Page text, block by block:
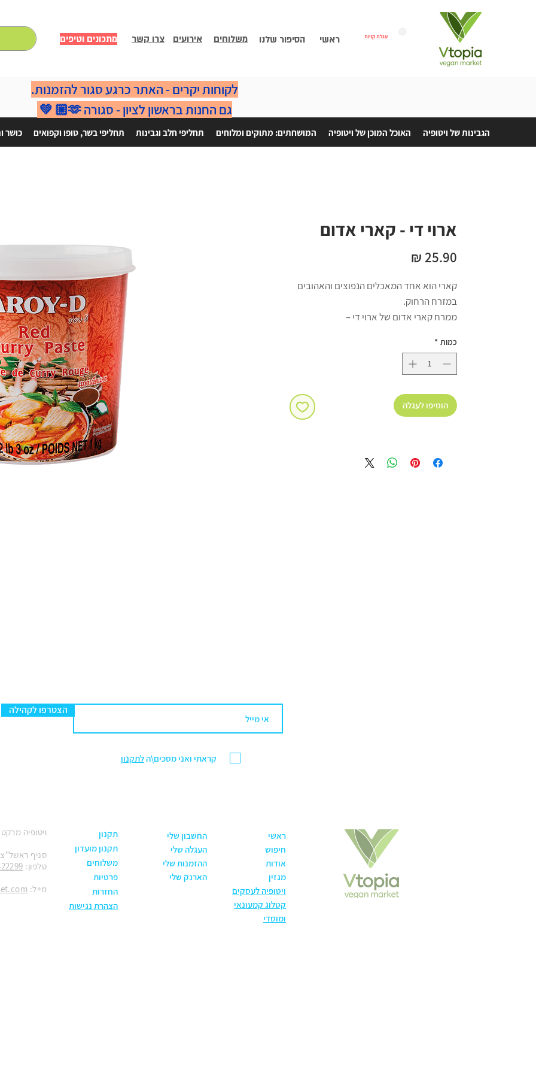
מתכונים וטיפים צרו קשר אירועים משלוחים הסיפור שלנו ראשי עגלת קניות
ארוי די - קארי אדום
קארי הוא אחד המאכלים הנפוצים והאהובים
במזרח הרחוק.
ממרח קארי אדום של ארוי די –
ללא גלוטן ללא צבעי מאכל ללא מונוסודיום
גלוטומט ללא חומרים משמרים ללא תוספת
סוכר
רכיבים: צ'ילי אדום,יבש (21%), שום, למון
כמות *
הוסיפו לעגלה
הגבינות של ויטופיה האוכל המוכן של ויטופיה המושחתים: מתוקים ומלוחים תחליפי חלב וגבינות תחליפי בשר, טופו וקפואים כושר
לקוחות יקרים - האתר כרגע סגור להזמנות.
גם החנות בראשון לציון - סגורה 🫶🏼 💚
הצטרפו לקהילה
קראתי ואני מסכים\הלתקנון
ויטופיה
סניף ראשל"צ: הנחשול
טלפון:
מייל:
תקנון
תקנון מועדון
משלוחים
פרטיות
החזרות
הצהרת נגישות
החשבון שלי
העגלה שלי
ההזמנות שלי
הארנק שלי
ראשי
חיפוש
אודות
מגזין
ויטופיה לעסקים
קטלוג קמעונאי
ומוסדי